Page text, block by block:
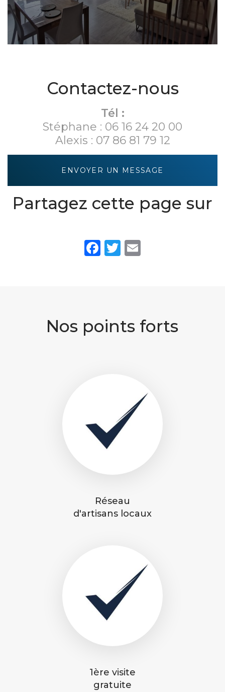
Contactez-nous
Tél :
Stéphane : 06 16 24 20 00
Alexis : 07 86 81 79 12
ENVOYER UN MESSAGE
Partagez cette page sur
Facebook
Twitter
Nos points forts
Réseau
d'artisans locaux
1ère visite
gratuite